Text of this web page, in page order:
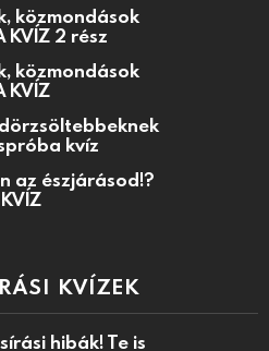
közmondások
KVÍZ 2 rész
közmondások
KVÍZ
kvíz
az észjárásod!?
KVÍZEK
hibák! Te is